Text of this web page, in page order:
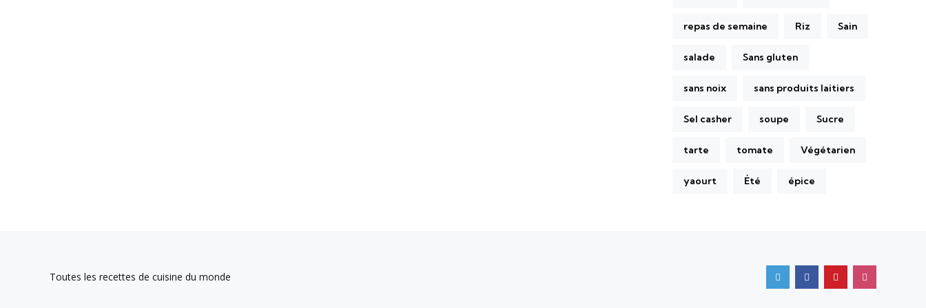
repas de semaine Riz Sain
salade Sans gluten
sans noix sans produits laitiers
Sel casher soupe Sucre
tarte tomate Végétarien
yaourt Été épice
Toutes les recettes de cuisine du monde